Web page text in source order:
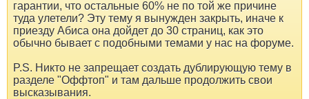
гарантии, что остальные 60% не по той же причине
туда улетели? Эту тему я вынужден закрыть, иначе к
приезду Абиса она дойдет до 30 страниц, как это
обычно бывает с подобными темами у нас на форуме.
P.S. Никто не запрещает создать дублирующую тему в
разделе "Оффтоп" и там дальше продолжить свои
высказывания.